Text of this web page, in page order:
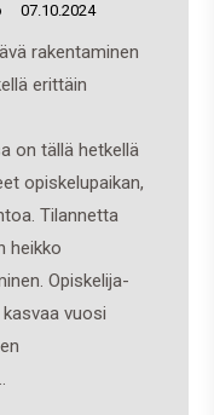
07.10.2024
rakentaminen
erittäin
on tällä hetkellä
opiskelupaikan,
Tilannetta
heikko
Opiskelija-
vuosi